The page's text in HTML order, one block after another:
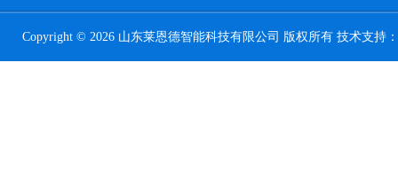
Copyright © 2026 山东莱恩德智能科技有限公司 版权所有 技术支持：